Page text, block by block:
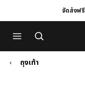
to
Main
content
to
Footer
Content
จัดส่งฟรี
ถุงเท้า